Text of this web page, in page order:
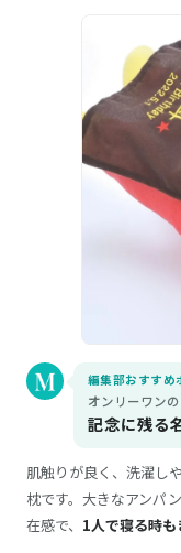
編集部おすすめ
オンリーワン
記念に残る
肌触りが良く、洗濯し
枕です。大きなアンパ
在感で、 1人で寝る時